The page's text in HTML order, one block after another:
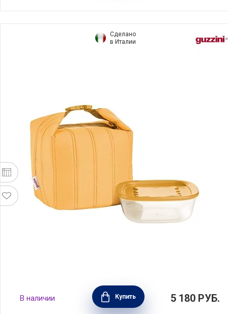
Сделано
в Италии
Набор из термосумки и контейнера Handy
Bio 1,4 л, желтый, полиэстер+пластик,
Guzzini, Италия, 032915236
В наличии Купить 5 180 РУБ.